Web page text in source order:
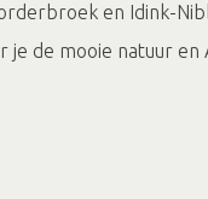
en Idink-
je de mooie natuur en